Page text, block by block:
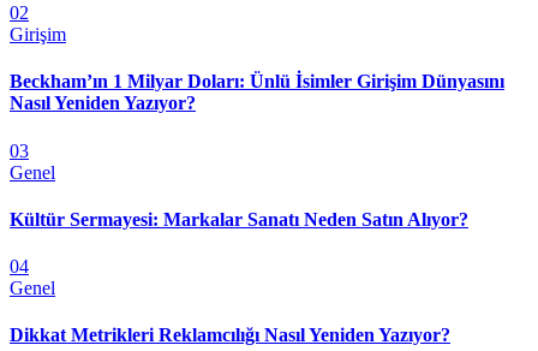
02
Girişim
Beckham’ın 1 Milyar Doları: Ünlü İsimler Girişim Dünyasını
Nasıl Yeniden Yazıyor?
03
Genel
Kültür Sermayesi: Markalar Sanatı Neden Satın Alıyor?
04
Genel
Dikkat Metrikleri Reklamcılığı Nasıl Yeniden Yazıyor?